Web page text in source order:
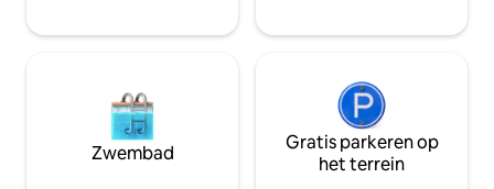
Zwembad
Gratis parkeren op
het terrein